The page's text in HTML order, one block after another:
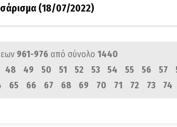
(18/07/2022)
961-976 από σύνολο 1440
48 49 50 51 52 53 54 55 56 57
65 66 67 68 69 70 71 72 73 74